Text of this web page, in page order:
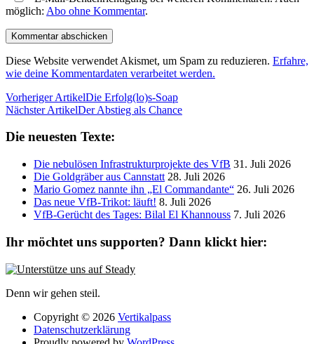
möglich: Abo ohne Kommentar.
Diese Website verwendet Akismet, um Spam zu reduzieren. Erfahre,
wie deine Kommentardaten verarbeitet werden.
Vorheriger ArtikelDie Erfolg(lo)s-Soap
Nächster ArtikelDer Abstieg als Chance
Die neuesten Texte:
Die nebulösen Infrastrukturprojekte des VfB 31. Juli 2026
Die Goldgräber aus Cannstatt 28. Juli 2026
Mario Gomez nannte ihn „El Commandante“ 26. Juli 2026
Das neue VfB-Trikot: läuft! 8. Juli 2026
VfB-Gerücht des Tages: Bilal El Khannouss 7. Juli 2026
Ihr möchtet uns supporten? Dann klickt hier:
Denn wir gehen steil.
Copyright © 2026 Vertikalpass
Datenschutzerklärung